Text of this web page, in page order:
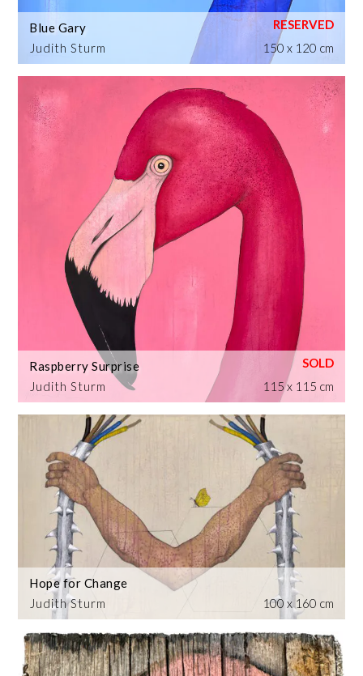
Judith Sturm
Blue Gary
150 x 120 cm
Judith Sturm
Raspberry Surprise
115 x 115 cm
Judith Sturm
Hope for Change
100 x 160 cm